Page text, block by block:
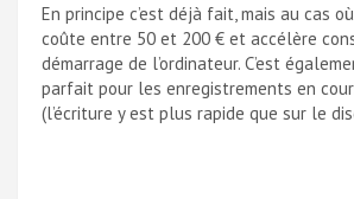
En principe c’est déjà fait, mais au cas
coûte entre 50 et 200 € et accélère
démarrage de l’ordinateur. C’est
parfait pour les enregistrements en
(l’écriture y est plus rapide que sur le